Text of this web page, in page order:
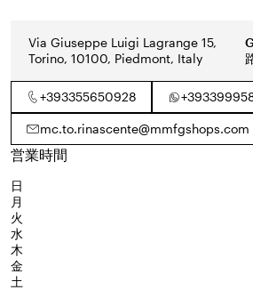
Via Giuseppe Luigi Lagrange 15,
Torino, 10100, Piedmont, Italy
+393355650928
mc.to.rinascente@mmfgshops.com
営業時間
日
月
火
水
木
金
土